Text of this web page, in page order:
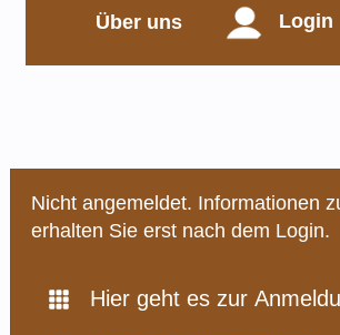
Über uns Login
Nicht angemeldet. Informationen
erhalten Sie erst nach dem Login.
Hier geht es zur